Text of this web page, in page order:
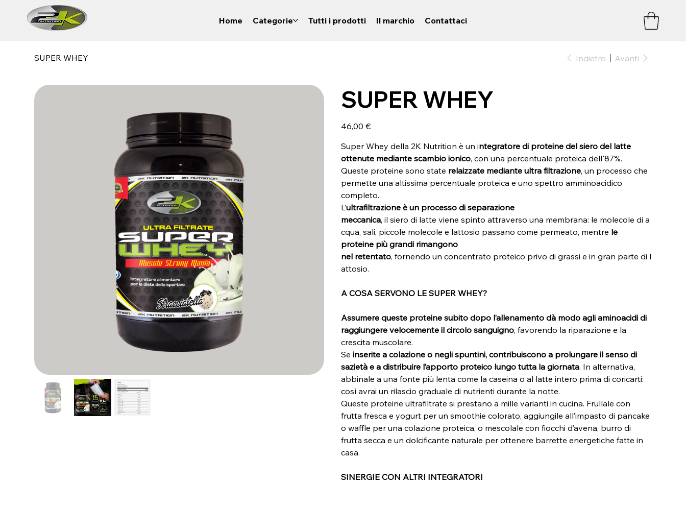
Home Categorie Tutti i prodotti Il marchio Contattaci
SUPER WHEY Indietro Avanti
SUPER WHEY
46,00 €
Super Whey della 2K Nutrition è un integratore di proteine del siero del latte
ottenute mediante scambio ionico, con una percentuale proteica dell'87%.
Queste proteine sono state relaizzate mediante ultra filtrazione, un processo che
permette una altissima percentuale proteica e uno spettro amminoacidico
completo.
L’ultrafiltrazioneè un processo di separazione
meccanica, il siero di latte viene spinto attraverso una membrana: le molecole di a
cqua, sali, piccole molecole e lattosio passano come permeato, mentre le
proteine più grandi rimangono
nel retentato, fornendo un concentrato proteico privo di grassi e in gran parte di l
attosio.
A COSA SERVONO LE SUPER WHEY?
Assumere queste proteine subito dopo l’allenamento dà modo agli aminoacidi di
raggiungere velocemente il circolo sanguigno, favorendo la riparazione e la
crescita muscolare.
Seinserite a colazione o negli spuntini, contribuiscono a prolungare il senso di
sazietà e a distribuire l’apporto proteico lungo tutta la giornata. In alternativa,
abbinale a una fonte più lenta come la caseina o al latte intero prima di coricarti:
così avrai un rilascio graduale di nutrienti durante la notte.
Queste proteine ultrafiltrate si prestano a mille varianti in cucina. Frullale con
frutta fresca e yogurt per un smoothie colorato, aggiungile all’impasto di pancake
o waffle per una colazione proteica, o mescolale con fiocchi d’avena, burro di
frutta secca e un dolcificante naturale per ottenere barrette energetiche fatte in
casa.
SINERGIE CON ALTRI INTEGRATORI